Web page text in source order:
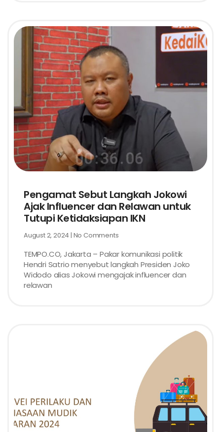
Pengamat Sebut Langkah Jokowi
Ajak Influencer dan Relawan untuk
Tutupi Ketidaksiapan IKN
August 2, 2024 No Comments
TEMPO.CO, Jakarta – Pakar komunikasi politik
Hendri Satrio menyebut langkah Presiden Joko
Widodo alias Jokowi mengajak influencer dan
relawan